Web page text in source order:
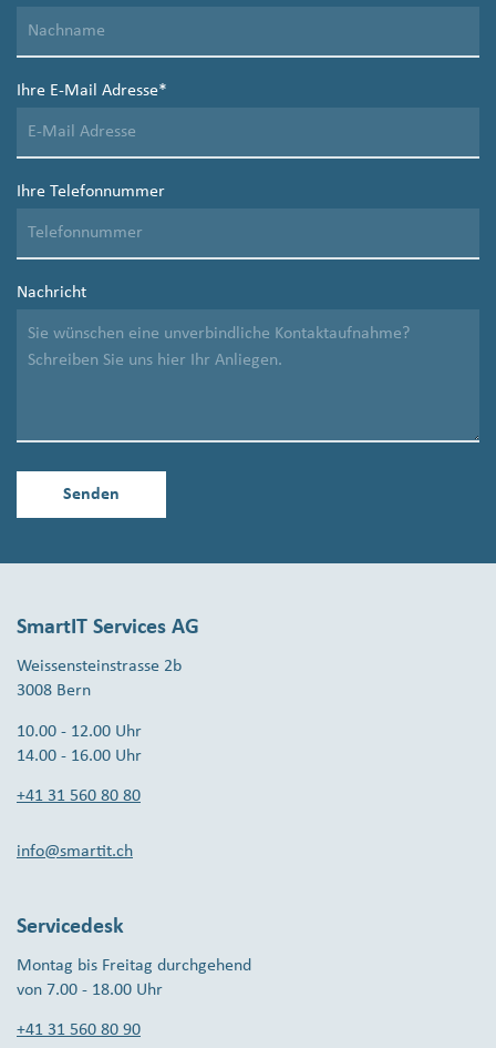
Ihre E-Mail Adresse*
Ihre Telefonnummer
Nachricht
SmartIT Services AG
Weissensteinstrasse 2b
3008 Bern
10.00 - 12.00 Uhr
14.00 - 16.00 Uhr
+41 31 560 80 80
info@smartit.ch
Servicedesk
Montag bis Freitag durchgehend
von 7.00 - 18.00 Uhr
+41 31 560 80 90